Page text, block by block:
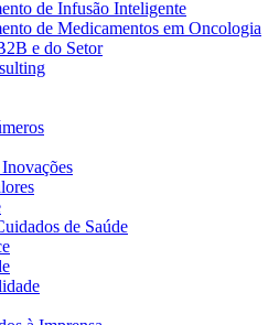
de Infusão Inteligente
de Medicamentos em Oncologia
e do Setor
de Saúde